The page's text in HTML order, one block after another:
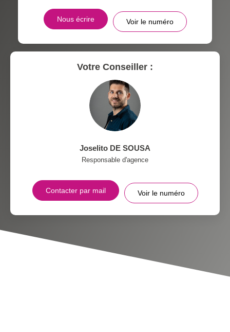
Nous écrire Voir le numéro
Votre Conseiller :
Joselito DE SOUSA
Responsable d'agence
Contacter par mail Voir le numéro